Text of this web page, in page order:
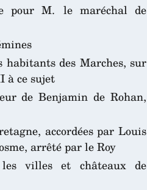
pour M. le maréchal de
des Marches, sur
à ce sujet
de Benjamin de Rohan,
accordées par Louis
arrêté par le Roy
les villes et châteaux de